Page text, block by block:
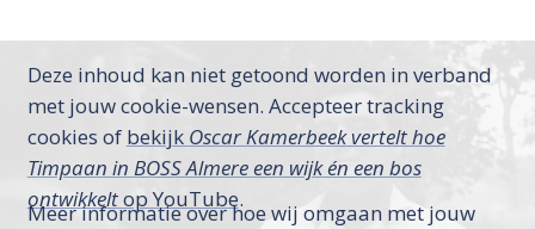
Deze inhoud kan niet getoond worden in verband
met jouw cookie-wensen. Accepteer tracking
cookies of bekijk Oscar Kamerbeek vertelt hoe
Timpaan in BOSS Almere een wijk én een bos
ontwikkeltop YouTube.
Meer informatie over hoe wij omgaan met jouw